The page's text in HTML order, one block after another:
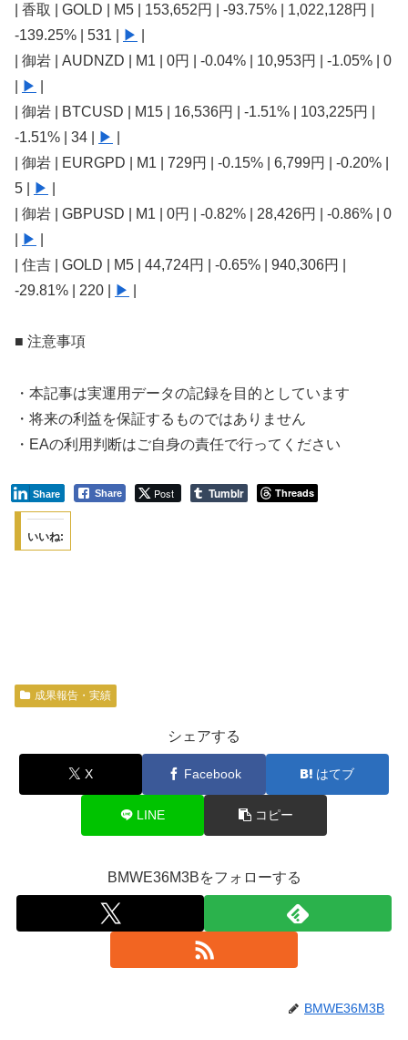
| 香取 | GOLD | M5 | 153,652円 | -93.75% | 1,022,128円 |
-139.25% | 531 |
▶
| 御岩 | AUDNZD | M1 | 0円 | -0.04% | 10,953円 | -1.05% | 0
▶
| 御岩 | BTCUSD | M15 | 16,536円 | -1.51% | 103,225円 |
-1.51% | 34 |
▶
| 御岩 | EURGPD | M1 | 729円 | -0.15% | 6,799円 | -0.20% |
5 |
▶
| 御岩 | GBPUSD | M1 | 0円 | -0.82% | 28,426円 | -0.86% | 0
▶
| 住吉 | GOLD | M5 | 44,724円 | -0.65% | 940,306円 |
-29.81% | 220 |
▶
■ 注意事項
・本記事は実運用データの記録を目的としています
・将来の利益を保証するものではありません
・EAの利用判断はご自身の責任で行ってください
Share Post
Share Tumblr Threads
いいね:
成果報告・実績
シェアする
X Facebook はてブ
LINE コピー
BMWE36M3Bをフォローする
BMWE36M3B